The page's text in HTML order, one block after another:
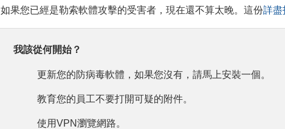
如果您已經是勒索軟體攻擊的受害者，現在還不算太晚。這份詳盡
我該從何開始？
更新您的防病毒軟體，如果您沒有，請馬上安裝一個。
教育您的員工不要打開可疑的附件。
使用VPN瀏覽網路。